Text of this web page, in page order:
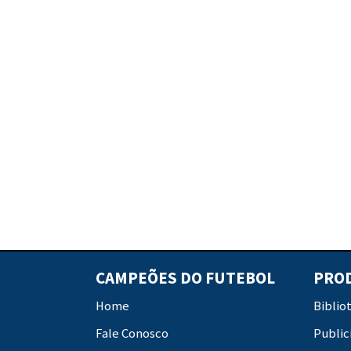
CAMPEÕES DO FUTEBOL
Home
Fale Conosco